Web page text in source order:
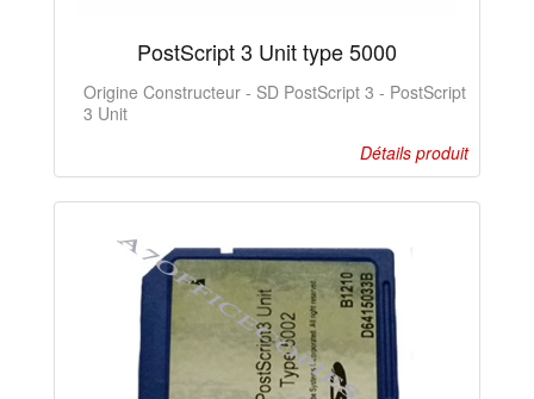
PostScript 3 Unit type 5000
Origine Constructeur - SD PostScript 3 - PostScript
3 Unit
Détails produit